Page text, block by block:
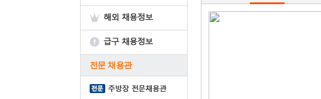
전문 채용관